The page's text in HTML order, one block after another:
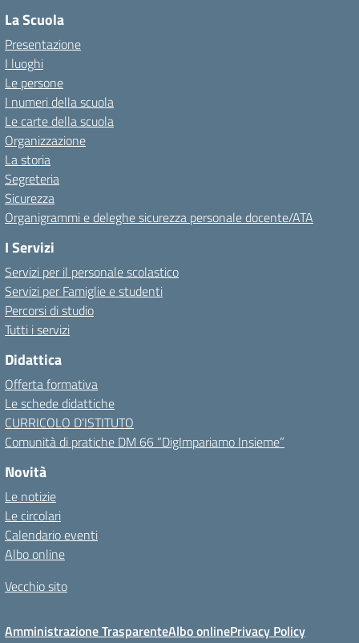
La Scuola
Presentazione
I luoghi
Le persone
I numeri della scuola
Le carte della scuola
Organizzazione
La storia
Segreteria
Sicurezza
Organigrammi e deleghe sicurezza personale docente/ATA
I Servizi
Servizi per il personale scolastico
Servizi per Famiglie e studenti
Percorsi di studio
Tutti i servizi
Didattica
Offerta formativa
Le schede didattiche
CURRICOLO D’ISTITUTO
Comunità di pratiche DM 66 “DigImpariamo Insieme”
Novità
Le notizie
Le circolari
Calendario eventi
Albo online
Vecchio sito
Amministrazione TrasparenteAlbo onlinePrivacy Policy